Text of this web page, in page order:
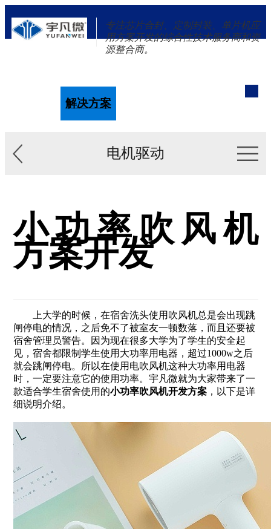
专注芯片合封、定制封装、单片机应
用方案开发的综合性技术服务商和资
源整合商。
解决方案
电机驱动
小功率吹风机
方案开发
上大学的时候，在宿舍洗头使用吹风机总是会出现跳
闸停电的情况，之后免不了被室友一顿数落，而且还要被
宿舍管理员警告。因为现在很多大学为了学生的安全起
见，宿舍都限制学生使用大功率用电器，超过1000w之后
就会跳闸停电。所以在使用电吹风机这种大功率用电器
时，一定要注意它的使用功率。宇凡微就为大家带来了一
款适合学生宿舍使用的小功率吹风机开发方案，以下是详
细说明介绍。